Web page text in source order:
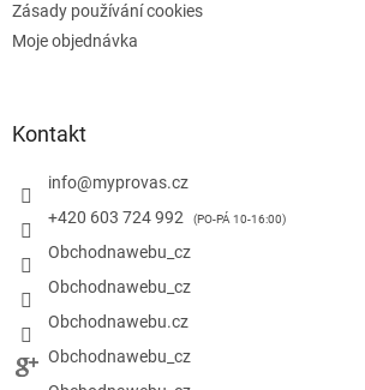
Zásady používání cookies
Moje objednávka
Kontakt
info@myprovas.cz
+420 603 724 992
Obchodnawebu_cz
Obchodnawebu_cz
Obchodnawebu.cz
Obchodnawebu_cz